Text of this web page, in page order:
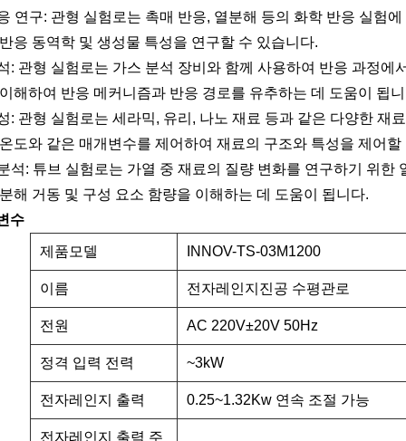
연구: 관형 실험로는 촉매 반응, 열분해 등의 화학 반응 실험
응 동역학 및 생성물 특성을 연구할 수 있습니다.
: 관형 실험로는 가스 분석 장비와 함께 사용하여 반응 과정
해하여 반응 메커니즘과 반응 경로를 유추하는 데 도움이 됩
: 관형 실험로는 세라믹, 유리, 나노 재료 등과 같은 다양한 재
도와 같은 매개변수를 제어하여 재료의 구조와 특성을 제어할
석: 튜브 실험로는 가열 중 재료의 질량 변화를 연구하기 위
해 거동 및 구성 요소 함량을 이해하는 데 도움이 됩니다.
수
제품모델 INNOV-TS-03M1200
이름 전자레인지진공 수평관로
전원 AC 220V±20V 50Hz
정격 입력 전력 ~3kW
전자레인지 출력 0.25~1.32Kw 연속 조절 가능
전자레인지 출력 주